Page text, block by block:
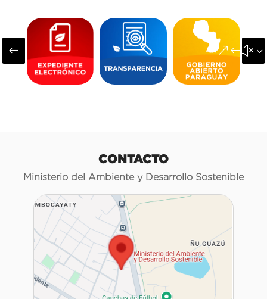
#
CONTACTO
Ministerio del Ambiente y Desarrollo Sostenible